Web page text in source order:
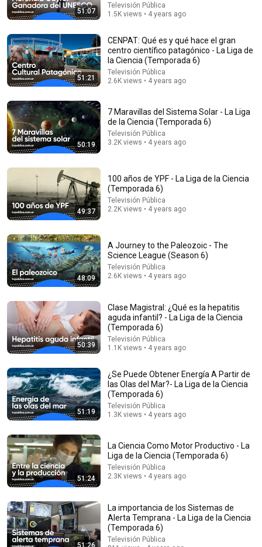
Juan Luis Arsuaga, Expert in Human Evolution
Auto-dubbed
55K views
¿Cómo este helicóptero sobrevivió 1004 días en
Marte y luego desapareció?
1:06:31
Aprende a leer a la gente en 3 minutos | Bárbara
Tijerina, experta en comunicación no verbal
Aprendemos juntos Mex
51:07
Televisión Pública
1.5K views • 4 years ago
51:21
CENPAT: Qué es y qué hace el gran
centro científico patagónico - La Liga de
la Ciencia (Temporada 6)
Televisión Pública
2.6K views • 4 years ago
50:19
7 Maravillas del Sistema Solar - La Liga
de la Ciencia (Temporada 6)
Televisión Pública
3.2K views • 4 years ago
49:37
100 años de YPF - La Liga de la Ciencia
(Temporada 6)
Televisión Pública
2.2K views • 4 years ago
48:09
A Journey to the Paleozoic - The
Science League (Season 6)
Televisión Pública
2.6K views • 4 years ago
50:39
Clase Magistral: ¿Qué es la hepatitis
aguda infantil? - La Liga de la Ciencia
(Temporada 6)
Televisión Pública
1.1K views • 4 years ago
51:19
¿Se Puede Obtener Energía A Partir de
las Olas del Mar?- La Liga de la Ciencia
(Temporada 6)
Televisión Pública
1.3K views • 4 years ago
51:24
La Ciencia Como Motor Productivo - La
Liga de la Ciencia (Temporada 6)
Televisión Pública
2.3K views • 4 years ago
51:26
La importancia de los Sistemas de
Alerta Temprana - La Liga de la Ciencia
(Temporada 6)
Televisión Pública